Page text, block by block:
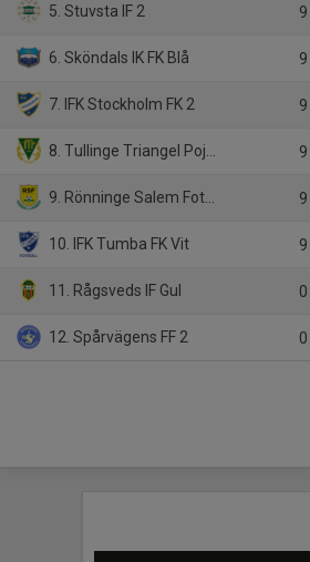
5. Stuvsta IF 2 9
6. Sköndals IK FK Blå 9
7. IFK Stockholm FK 2 9
8. Tullinge Triangel Pojkar FK 2 9
9. Rönninge Salem Fotboll 2 9
10. IFK Tumba FK Vit 9
11. Rågsveds IF Gul 0
12. Spårvägens FF 2 0